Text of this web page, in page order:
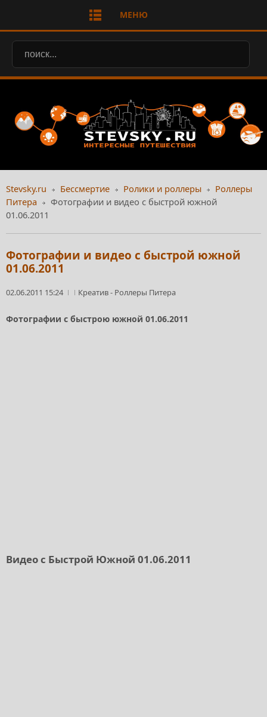
МЕНЮ
Stevsky.ru Бессмертие Ролики и роллеры
Роллеры
Питера
Фотографии и видео с быстрой южной
01.06.2011
Фотографии и видео с быстрой южной
01.06.2011
02.06.2011 15:24 Креатив- Роллеры Питера
Фотографии с быстрою южной 01.06.2011
Видео с Быстрой Южной 01.06.2011